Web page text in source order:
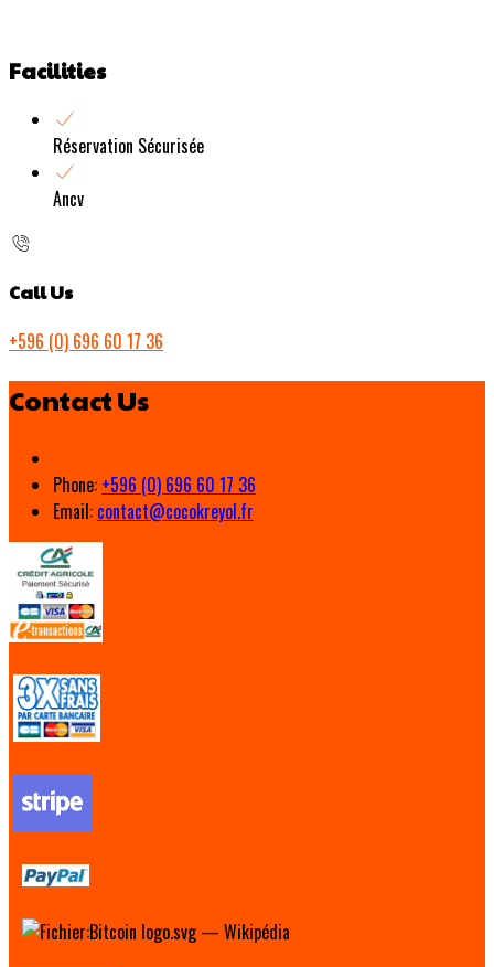
Facilities
Réservation Sécurisée
Ancv
Call Us
+596 (0) 696 60 17 36
Contact Us
Phone: +596 (0) 696 60 17 36
Email: contact@cocokreyol.fr